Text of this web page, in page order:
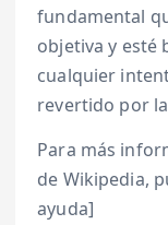
fundamental
objetiva y esté
cualquier
revertido por
Para más
de Wikipedia,
ayuda]